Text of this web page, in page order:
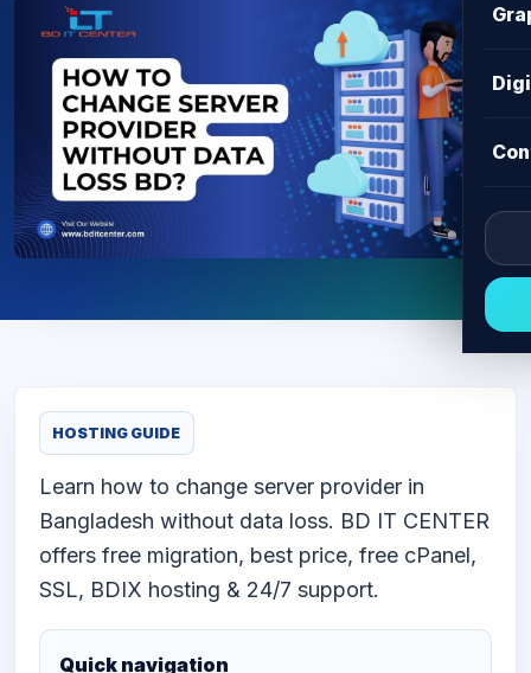
HOSTING GUIDE
Learn how to change server provider in
Bangladesh without data loss. BD IT CENTER
offers free migration, best price, free cPanel,
SSL, BDIX hosting & 24/7 support.
Quick navigation